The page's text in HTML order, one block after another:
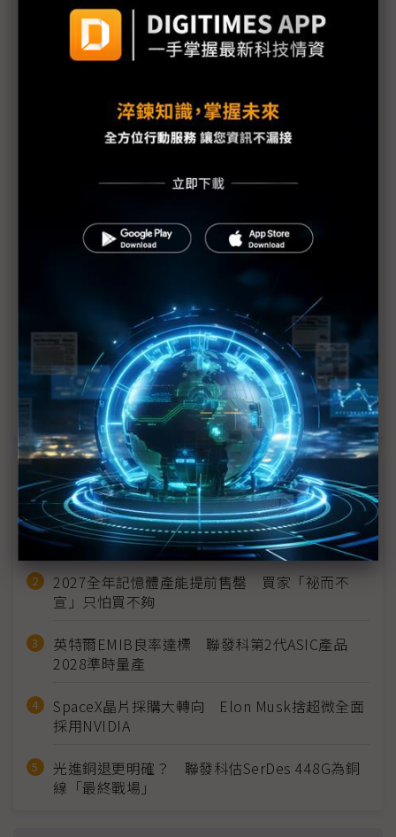
NVIDIA將大量採用LPDDR 雲端AI、手機與NB搶貨
鳴槍起跑
NVIDIA進場搶LPDDR手機記憶體 將造成供應鏈劇烈
黃仁勳：供應鏈規劃周全 NVIDIA仍有大量新
黃仁勳3論點駁斥AI泡沫隱憂 NVIDIA與OpenAI千億
NVIDIA擴大布局晶片封測 點名Amkor、矽品與新創
Menlo Micro
NVIDIA 3QFY26營收再創歷史新高 AI晶片需求爆
發、雲端GPU售罄
近７天熱門報導
MLCC訂單過熱、出貨比創高 村田示警全球AI基
建熱潮將趨緩
2027全年記憶體產能提前售罄 買家「祕而不
宣」只怕買不夠
英特爾EMIB良率達標 聯發科第2代ASIC產品
2028準時量產
SpaceX晶片採購大轉向 Elon Musk捨超微全面
採用NVIDIA
光進銅退更明確？ 聯發科估SerDes 448G為銅
線「最終戰場」